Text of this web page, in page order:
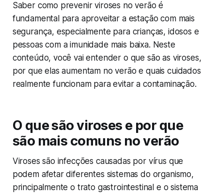
Saber como prevenir viroses no verão é
fundamental para aproveitar a estação com mais
segurança, especialmente para crianças, idosos e
pessoas com a imunidade mais baixa. Neste
conteúdo, você vai entender o que são as viroses,
por que elas aumentam no verão e quais cuidados
realmente funcionam para evitar a contaminação.
O que são viroses e por que
são mais comuns no verão
Viroses são infecções causadas por vírus que
podem afetar diferentes sistemas do organismo,
principalmente o trato gastrointestinal e o sistema